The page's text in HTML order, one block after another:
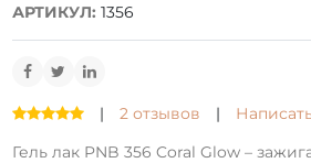
| 2 отзывов |
Гель лак PNB 356 Coral Glow –
АРТИКУЛ: 1356